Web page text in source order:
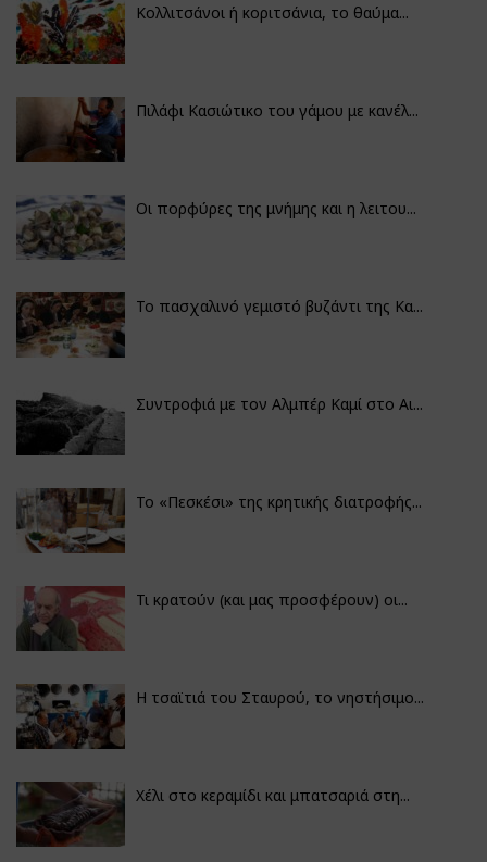
Κολλιτσάνοι ή κοριτσάνια, το θαύμα...
Πιλάφι Κασιώτικο του γάμου με κανέλ...
Οι πορφύρες της μνήμης και η λειτου...
Το πασχαλινό γεμιστό βυζάντι της Κα...
Συντροφιά με τον Αλμπέρ Καμί στο Αι...
Το «Πεσκέσι» της κρητικής διατροφής...
Τι κρατούν (και μας προσφέρουν) οι...
Η τσαϊτιά του Σταυρού, το νηστήσιμο...
Χέλι στο κεραμίδι και μπατσαριά στη...